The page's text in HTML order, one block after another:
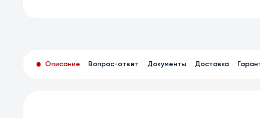
Описание Вопрос-ответ Документы Доставка